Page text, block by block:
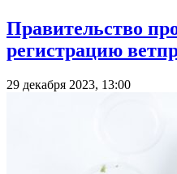
Правительство
регистрацию
29 декабря 2023, 13:00